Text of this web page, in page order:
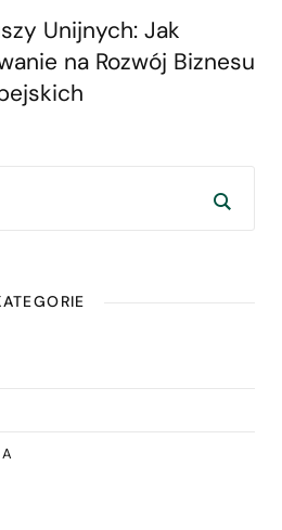
Unijnych: Jak
na Rozwój Biznesu